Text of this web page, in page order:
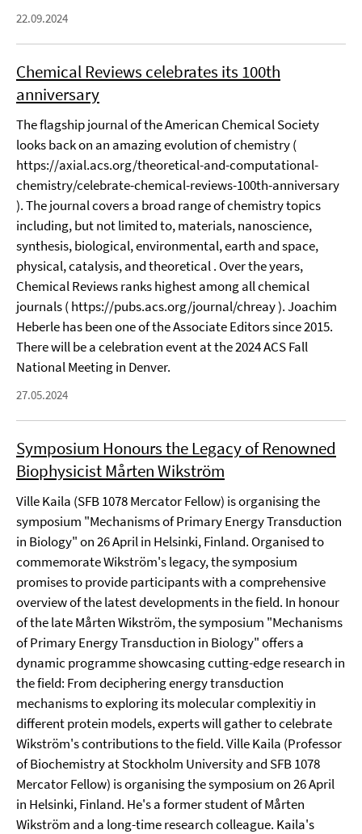
22.09.2024
Chemical Reviews celebrates its 100th
anniversary
The flagship journal of the American Chemical Society
looks back on an amazing evolution of chemistry (
https://axial.acs.org/theoretical-and-computational-
chemistry/celebrate-chemical-reviews-100th-anniversary
). The journal covers a broad range of chemistry topics
including, but not limited to, materials, nanoscience,
synthesis, biological, environmental, earth and space,
physical, catalysis, and theoretical . Over the years,
Chemical Reviews ranks highest among all chemical
journals ( https://pubs.acs.org/journal/chreay ). Joachim
Heberle has been one of the Associate Editors since 2015.
There will be a celebration event at the 2024 ACS Fall
National Meeting in Denver.
27.05.2024
Symposium Honours the Legacy of Renowned
Biophysicist Mårten Wikström
Ville Kaila (SFB 1078 Mercator Fellow) is organising the
symposium "Mechanisms of Primary Energy Transduction
in Biology" on 26 April in Helsinki, Finland. Organised to
commemorate Wikström's legacy, the symposium
promises to provide participants with a comprehensive
overview of the latest developments in the field. In honour
of the late Mårten Wikström, the symposium "Mechanisms
of Primary Energy Transduction in Biology" offers a
dynamic programme showcasing cutting-edge research in
the field: From deciphering energy transduction
mechanisms to exploring its molecular complexitiy in
different protein models, experts will gather to celebrate
Wikström's contributions to the field. Ville Kaila (Professor
of Biochemistry at Stockholm University and SFB 1078
Mercator Fellow) is organising the symposium on 26 April
in Helsinki, Finland. He's a former student of Mårten
Wikström and a long-time research colleague. Kaila's